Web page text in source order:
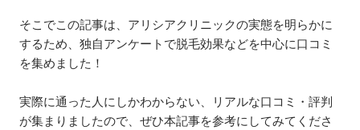
そこでこの記事は、アリシアクリニックの実態を明らかに
するため、独自アンケートで脱毛効果などを中心に口コミ
を集めました！
実際に通った人にしかわからない、リアルな口コミ・評判
が集まりましたので、ぜひ本記事を参考にしてみてくださ